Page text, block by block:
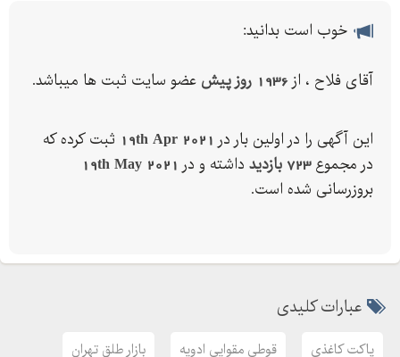
سازه بسته بندی کاغذی
بهترین ها را از ما بخواهید
بازار طلق تهران
بسته بندی استوانه ای
بسته بندی با کاغذ کرافت
پاکت کاغذی
خوب است بدانید:
آقای فلاح ، از 1936 روز پیش عضو سایت ثبت ها میباشد.
این آگهی را در اولین بار در 19th Apr 2021 ثبت کرده که
در مجموع723 بازدید داشته و در 19th May 2021
بروزرسانی شده است.
عبارات کلیدی
پاکت کاغذی قوطی مقوایی ادویه بازار طلق تهران